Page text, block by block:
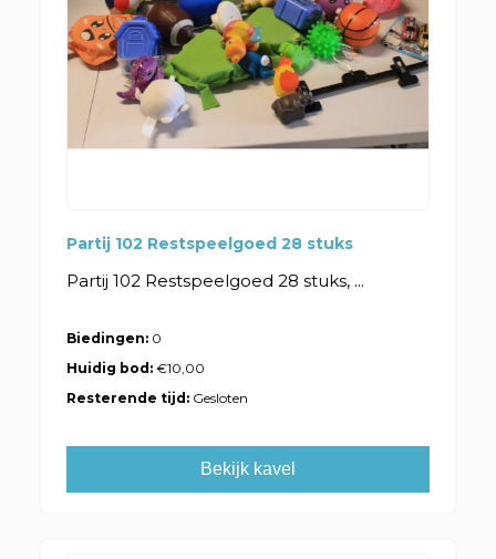
Partij 102 Restspeelgoed 28 stuks
Partij 102 Restspeelgoed 28 stuks, ...
Biedingen: 0
Huidig bod:€10,00
Resterende tijd: Gesloten
Bekijk kavel